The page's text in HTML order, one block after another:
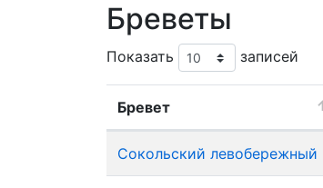
Бреветы
Показать записей
Бревет
Сокольский левобережный